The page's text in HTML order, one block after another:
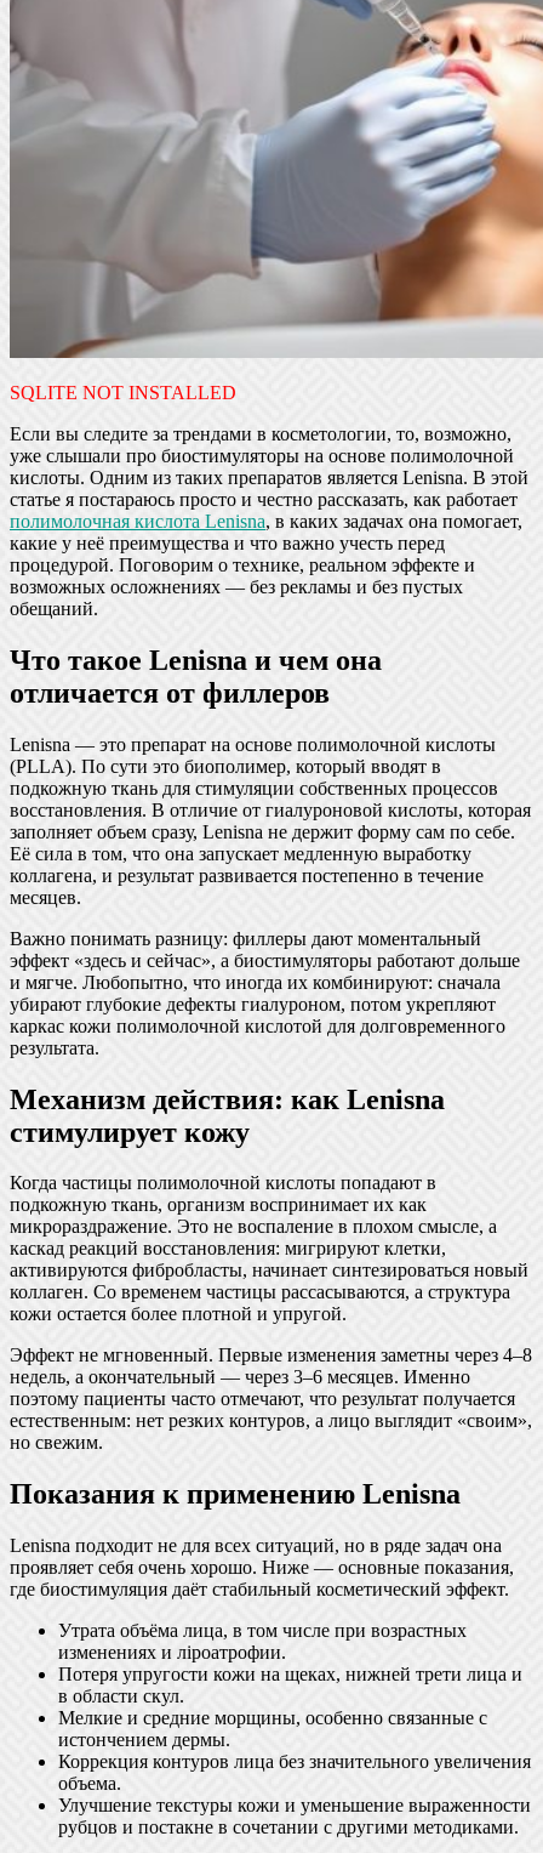
SQLITE NOT INSTALLED
Если вы следите за трендами в косметологии, то, возможно,
уже слышали про биостимуляторы на основе полимолочной
кислоты. Одним из таких препаратов является Lenisna. В этой
статье я постараюсь просто и честно рассказать, как работает
полимолочная кислота Lenisna, в каких задачах она помогает,
какие у неё преимущества и что важно учесть перед
процедурой. Поговорим о технике, реальном эффекте и
возможных осложнениях — без рекламы и без пустых
обещаний.
Что такое Lenisna и чем она
отличается от филлеров
Lenisna — это препарат на основе полимолочной кислоты
(PLLA). По сути это биополимер, который вводят в
подкожную ткань для стимуляции собственных процессов
восстановления. В отличие от гиалуроновой кислоты, которая
заполняет объем сразу, Lenisna не держит форму сам по себе.
Её сила в том, что она запускает медленную выработку
коллагена, и результат развивается постепенно в течение
месяцев.
Важно понимать разницу: филлеры дают моментальный
эффект «здесь и сейчас», а биостимуляторы работают дольше
и мягче. Любопытно, что иногда их комбинируют: сначала
убирают глубокие дефекты гиалуроном, потом укрепляют
каркас кожи полимолочной кислотой для долговременного
результата.
Механизм действия: как Lenisna
стимулирует кожу
Когда частицы полимолочной кислоты попадают в
подкожную ткань, организм воспринимает их как
микрораздражение. Это не воспаление в плохом смысле, а
каскад реакций восстановления: мигрируют клетки,
активируются фибробласты, начинает синтезироваться новый
коллаген. Со временем частицы рассасываются, а структура
кожи остается более плотной и упругой.
Эффект не мгновенный. Первые изменения заметны через 4–8
недель, а окончательный — через 3–6 месяцев. Именно
поэтому пациенты часто отмечают, что результат получается
естественным: нет резких контуров, а лицо выглядит «своим»,
но свежим.
Показания к применению Lenisna
Lenisna подходит не для всех ситуаций, но в ряде задач она
проявляет себя очень хорошо. Ниже — основные показания,
где биостимуляция даёт стабильный косметический эффект.
Утрата объёма лица, в том числе при возрастных
изменениях и лipoатрофии.
Потеря упругости кожи на щеках, нижней трети лица и
в области скул.
Мелкие и средние морщины, особенно связанные с
истончением дермы.
Коррекция контуров лица без значительного увеличения
объема.
Улучшение текстуры кожи и уменьшение выраженности
рубцов и постакне в сочетании с другими методиками.